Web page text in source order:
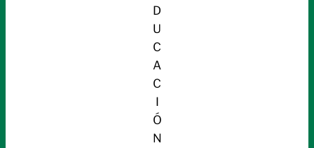
D
U
C
A
C
I
Ó
N